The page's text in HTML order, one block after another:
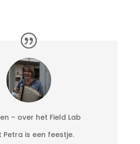
– over het Field Lab
Petra is een feestje.